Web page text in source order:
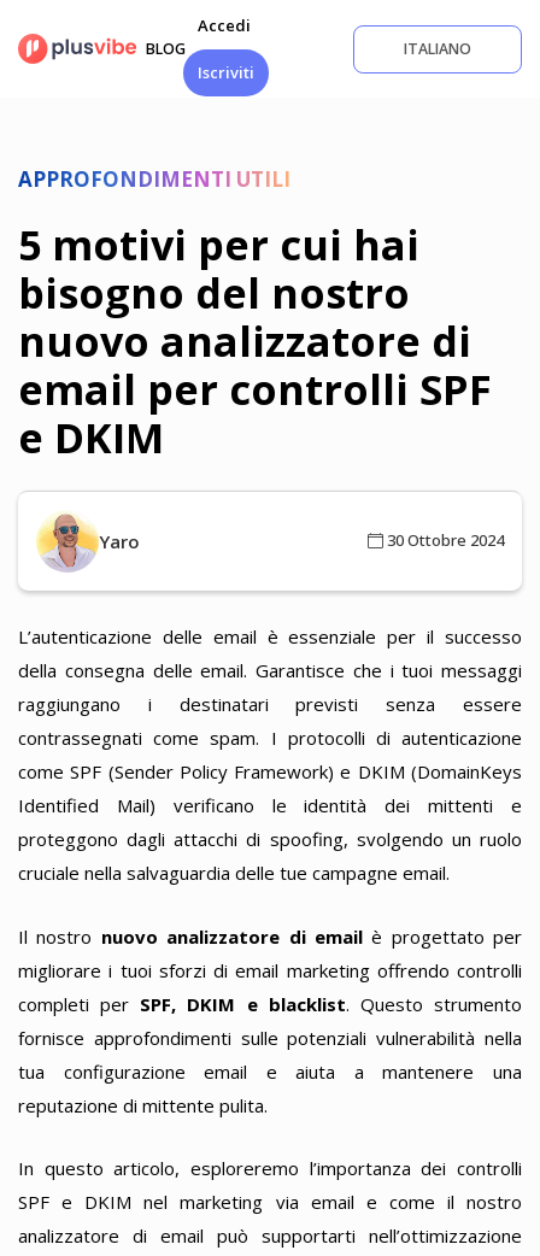
contenuto
BLOG
Accedi
Iscriviti
ITALIANO
APPROFONDIMENTI UTILI
5 motivi per cui hai
bisogno del nostro
nuovo analizzatore di
email per controlli SPF
e DKIM
Yaro 30 Ottobre 2024
L’autenticazione delle email è essenziale per il successo
della consegna delle email. Garantisce che i tuoi messaggi
raggiungano i destinatari previsti senza essere
contrassegnati come spam. I protocolli di autenticazione
come SPF (Sender Policy Framework) e DKIM (DomainKeys
Identified Mail) verificano le identità dei mittenti e
proteggono dagli attacchi di spoofing, svolgendo un ruolo
cruciale nella salvaguardia delle tue campagne email.
Il nostro nuovo analizzatore di emailè progettato per
migliorare i tuoi sforzi di email marketing offrendo controlli
completi per SPF, DKIM e blacklist. Questo strumento
fornisce approfondimenti sulle potenziali vulnerabilità nella
tua configurazione email e aiuta a mantenere una
reputazione di mittente pulita.
In questo articolo, esploreremo l’importanza dei controlli
SPF e DKIM nel marketing via email e come il nostro
analizzatore di email può supportarti nell’ottimizzazione